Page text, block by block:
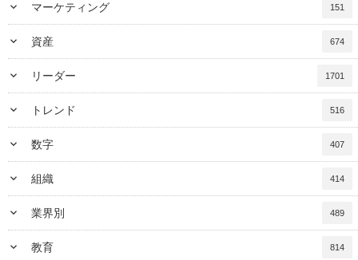
keyboard_arrow_down マーケティング 151
keyboard_arrow_down 資産 674
keyboard_arrow_down リーダー 1701
keyboard_arrow_down トレンド 516
keyboard_arrow_down 数字 407
keyboard_arrow_down 組織 414
keyboard_arrow_down 業界別 489
keyboard_arrow_down 教育 814